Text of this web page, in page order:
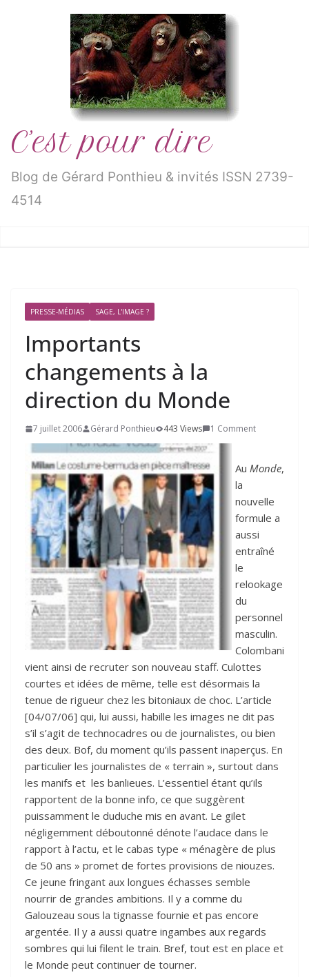
C’est pour dire
Blog de Gérard Ponthieu & invités ISSN 2739-
4514
PRESSE-MÉDIAS SAGE, L'IMAGE ?
Importants
changements à la
direction du Monde
7 juillet 2006 Gérard Ponthieu 443 Views 1 Comment
Au Monde,
la
nouvelle
formule a
aussi
entraîné
le
relookage
du
personnel
masculin.
Colombani
vient ainsi de recruter son nouveau staff. Culottes
courtes et idées de même, telle est désormais la
tenue de rigueur chez les bitoniaux de choc. L’article
[04/07/06] qui, lui aussi, habille les images ne dit pas
s’il s’agit de technocadres ou de journalistes, ou bien
des deux. Bof, du moment qu’ils passent inaperçus. En
particulier les journalistes de « terrain », surtout dans
les manifs et les banlieues. L’essentiel étant qu’ils
rapportent de la bonne info, ce que suggèrent
puissamment le duduche mis en avant. Le gilet
négligemment déboutonné dénote l’audace dans le
rapport à l’actu, et le cabas type « ménagère de plus
de 50 ans » promet de fortes provisions de niouzes.
Ce jeune fringant aux longues échasses semble
nourrir de grandes ambitions. Il y a comme du
Galouzeau sous la tignasse fournie et pas encore
argentée. Il y a aussi quatre ingambes aux regards
sombres qui lui filent le train. Bref, tout est en place et
le Monde peut continuer de tourner.